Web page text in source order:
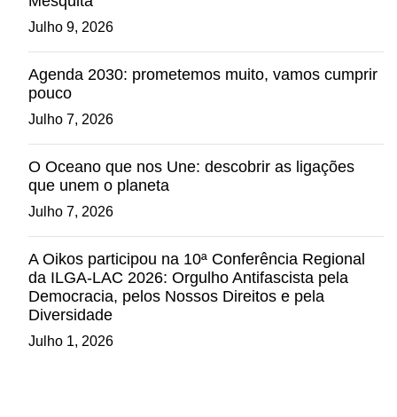
Julho 9, 2026
Agenda 2030: prometemos muito, vamos cumprir
pouco
Julho 7, 2026
O Oceano que nos Une: descobrir as ligações
que unem o planeta
Julho 7, 2026
A Oikos participou na 10ª Conferência Regional
da ILGA-LAC 2026: Orgulho Antifascista pela
Democracia, pelos Nossos Direitos e pela
Diversidade
Julho 1, 2026